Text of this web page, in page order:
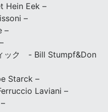
Hein Eek –
–
–
ック - Bill Stumpf&Don
Starck –
Laviani –